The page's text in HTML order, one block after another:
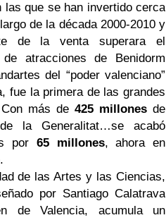
las que se han invertido cerca
de la década 2000-2010 y
de la venta superara el
atracciones de Benidorm
del “poder valenciano”
fue la primera de las grandes
más de 425 millones de
la Generalitat…se acabó
por 65 millones, ahora en
de las Artes y las Ciencias,
por Santiago Calatrava
de Valencia, acumula un